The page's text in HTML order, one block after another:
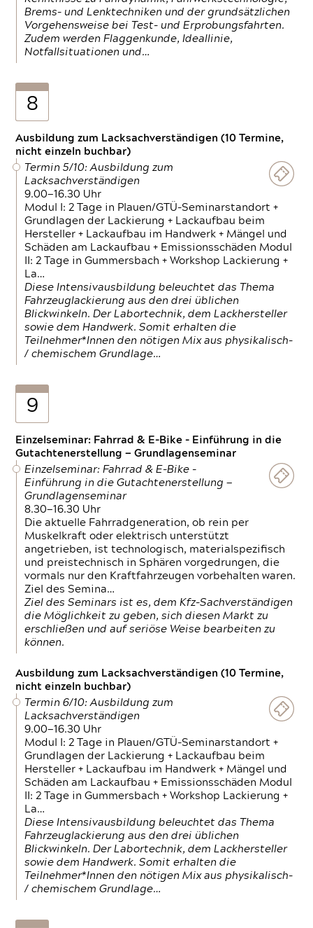
Brems- und Lenktechniken und der grundsätzlichen
Vorgehensweise bei Test- und Erprobungsfahrten.
Zudem werden Flaggenkunde, Ideallinie,
Notfallsituationen und…
8
Ausbildung zum Lacksachverständigen (10 Termine,
nicht einzeln buchbar)
Termin 5/10: Ausbildung zum
Lacksachverständigen
9.00—16.30 Uhr
Modul I: 2 Tage in Plauen/GTÜ-Seminarstandort +
Grundlagen der Lackierung + Lackaufbau beim
Hersteller + Lackaufbau im Handwerk + Mängel und
Schäden am Lackaufbau + Emissionsschäden Modul
II: 2 Tage in Gummersbach + Workshop Lackierung +
La…
Diese Intensivausbildung beleuchtet das Thema
Fahrzeuglackierung aus den drei üblichen
Blickwinkeln. Der Labortechnik, dem Lackhersteller
sowie dem Handwerk. Somit erhalten die
Teilnehmer*Innen den nötigen Mix aus physikalisch-
/ chemischem Grundlage…
9
Einzelseminar: Fahrrad & E-Bike - Einführung in die
Gutachtenerstellung — Grundlagenseminar
Einzelseminar: Fahrrad & E-Bike -
Einführung in die Gutachtenerstellung —
Grundlagenseminar
8.30—16.30 Uhr
Die aktuelle Fahrradgeneration, ob rein per
Muskelkraft oder elektrisch unterstützt
angetrieben, ist technologisch, materialspezifisch
und preistechnisch in Sphären vorgedrungen, die
vormals nur den Kraftfahrzeugen vorbehalten waren.
Ziel des Semina…
Ziel des Seminars ist es, dem Kfz-Sachverständigen
die Möglichkeit zu geben, sich diesen Markt zu
erschließen und auf seriöse Weise bearbeiten zu
können.
Ausbildung zum Lacksachverständigen (10 Termine,
nicht einzeln buchbar)
Termin 6/10: Ausbildung zum
Lacksachverständigen
9.00—16.30 Uhr
Modul I: 2 Tage in Plauen/GTÜ-Seminarstandort +
Grundlagen der Lackierung + Lackaufbau beim
Hersteller + Lackaufbau im Handwerk + Mängel und
Schäden am Lackaufbau + Emissionsschäden Modul
II: 2 Tage in Gummersbach + Workshop Lackierung +
La…
Diese Intensivausbildung beleuchtet das Thema
Fahrzeuglackierung aus den drei üblichen
Blickwinkeln. Der Labortechnik, dem Lackhersteller
sowie dem Handwerk. Somit erhalten die
Teilnehmer*Innen den nötigen Mix aus physikalisch-
/ chemischem Grundlage…